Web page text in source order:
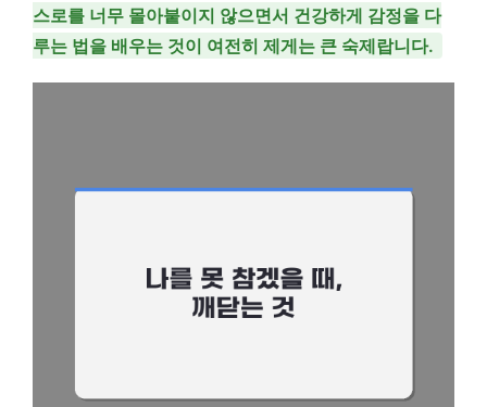
스로를 너무 몰아붙이지 않으면서 건강하게 감정을 다
루는 법을 배우는 것이 여전히 제게는 큰 숙제랍니다.